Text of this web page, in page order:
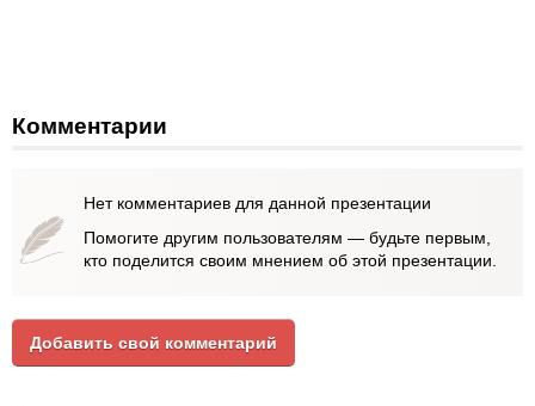
Комментарии
Нет комментариев для данной презентации
Помогите другим пользователям — будьте первым,
кто поделится своим мнением об этой презентации.
Добавить свой комментарий